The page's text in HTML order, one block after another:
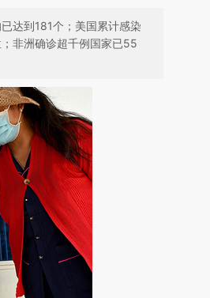
达到181个；美国累计感染
非洲确诊超千例国家已55